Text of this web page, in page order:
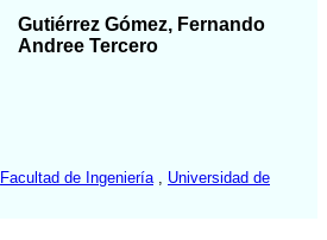
Gutiérrez Gómez, Fernando
Andree Tercero
Facultad de Ingeniería
Universidad de